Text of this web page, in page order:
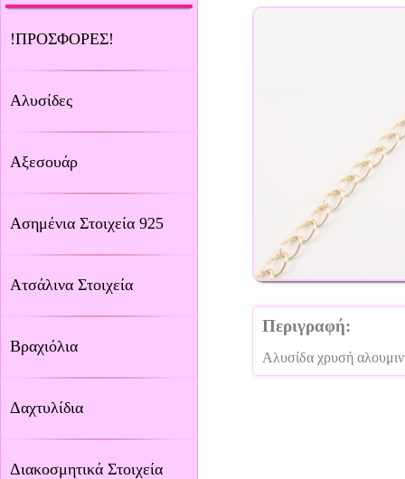
!ΠΡΟΣΦΟΡΕΣ!
Αλυσίδες
Αξεσουάρ
Ασημένια Στοιχεία 925
Ατσάλινα Στοιχεία
Βραχιόλια
Δαχτυλίδια
Διακοσμητικά Στοιχεία
Περιγραφή:
Αλυσίδα χρυσή